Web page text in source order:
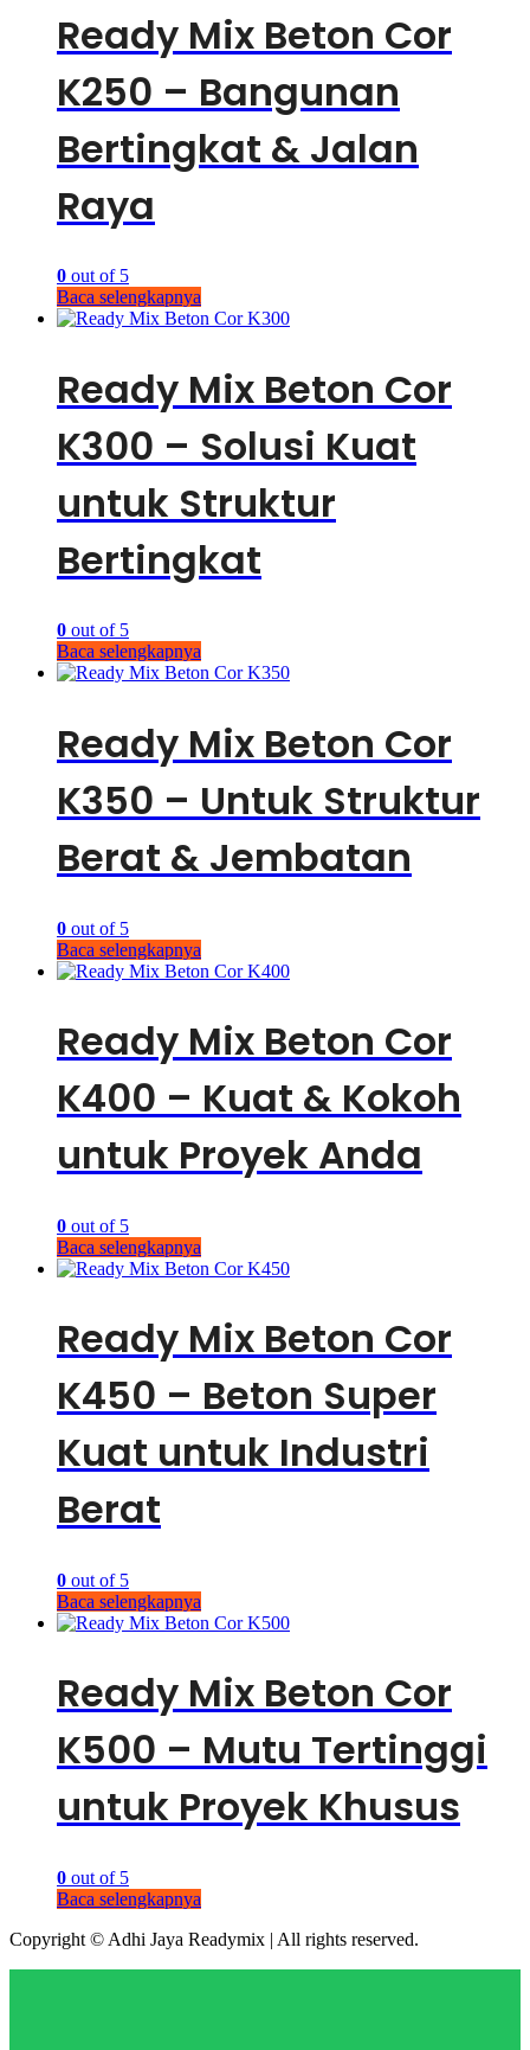
Ready Mix Beton Cor
K250 – Bangunan
Bertingkat & Jalan
Raya
0 out of 5
Baca selengkapnya
Ready Mix Beton Cor
K300 – Solusi Kuat
untuk Struktur
Bertingkat
0 out of 5
Baca selengkapnya
Ready Mix Beton Cor
K350 – Untuk Struktur
Berat & Jembatan
0 out of 5
Baca selengkapnya
Ready Mix Beton Cor
K400 – Kuat & Kokoh
untuk Proyek Anda
0 out of 5
Baca selengkapnya
Ready Mix Beton Cor
K450 – Beton Super
Kuat untuk Industri
Berat
0 out of 5
Baca selengkapnya
Ready Mix Beton Cor
K500 – Mutu Tertinggi
untuk Proyek Khusus
0 out of 5
Baca selengkapnya
Copyright © Adhi Jaya Readymix | All rights reserved.